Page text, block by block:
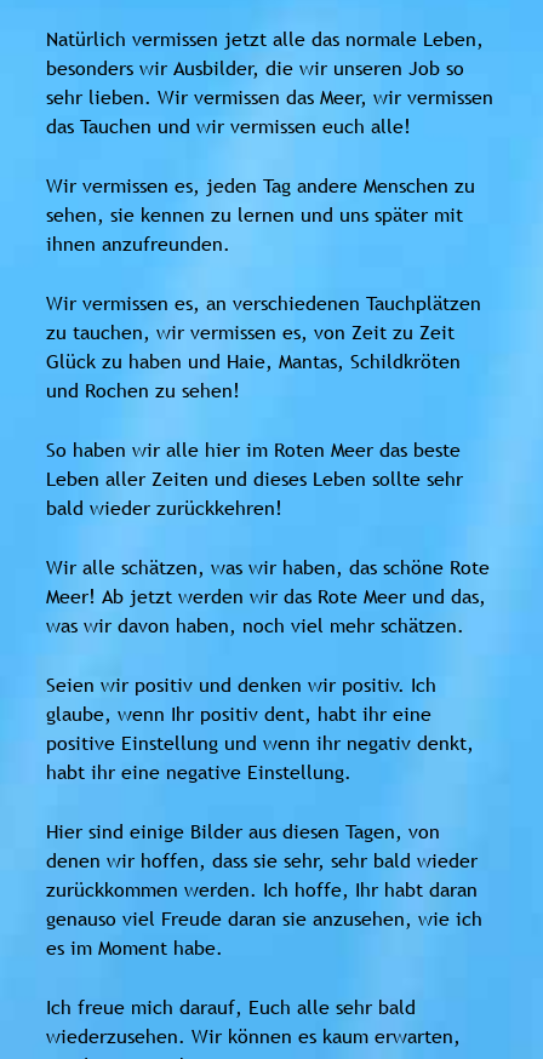
Natürlich vermissen jetzt alle das normale Leben,
besonders wir Ausbilder, die wir unseren Job so
sehr lieben. Wir vermissen das Meer, wir vermissen
das Tauchen und wir vermissen euch alle!
Wir vermissen es, jeden Tag andere Menschen zu
sehen, sie kennen zu lernen und uns später mit
ihnen anzufreunden.
Wir vermissen es, an verschiedenen Tauchplätzen
zu tauchen, wir vermissen es, von Zeit zu Zeit
Glück zu haben und Haie, Mantas, Schildkröten
und Rochen zu sehen!
So haben wir alle hier im Roten Meer das beste
Leben aller Zeiten und dieses Leben sollte sehr
bald wieder zurückkehren!
Wir alle schätzen, was wir haben, das schöne Rote
Meer! Ab jetzt werden wir das Rote Meer und das,
was wir davon haben, noch viel mehr schätzen.
Seien wir positiv und denken wir positiv. Ich
glaube, wenn Ihr positiv dent, habt ihr eine
positive Einstellung und wenn ihr negativ denkt,
habt ihr eine negative Einstellung.
Hier sind einige Bilder aus diesen Tagen, von
denen wir hoffen, dass sie sehr, sehr bald wieder
zurückkommen werden. Ich hoffe, Ihr habt daran
genauso viel Freude daran sie anzusehen, wie ich
es im Moment habe.
Ich freue mich darauf, Euch alle sehr bald
wiederzusehen. Wir können es kaum erwarten,